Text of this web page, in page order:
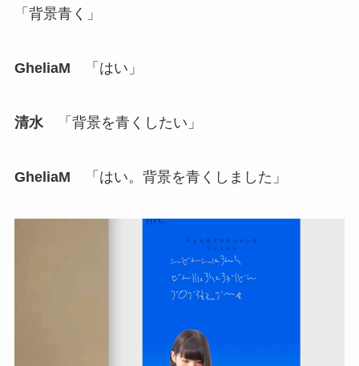
「背景青く」
GheliaM 「はい」
清水「背景を青くしたい」
GheliaM 「はい。背景を青くしました」